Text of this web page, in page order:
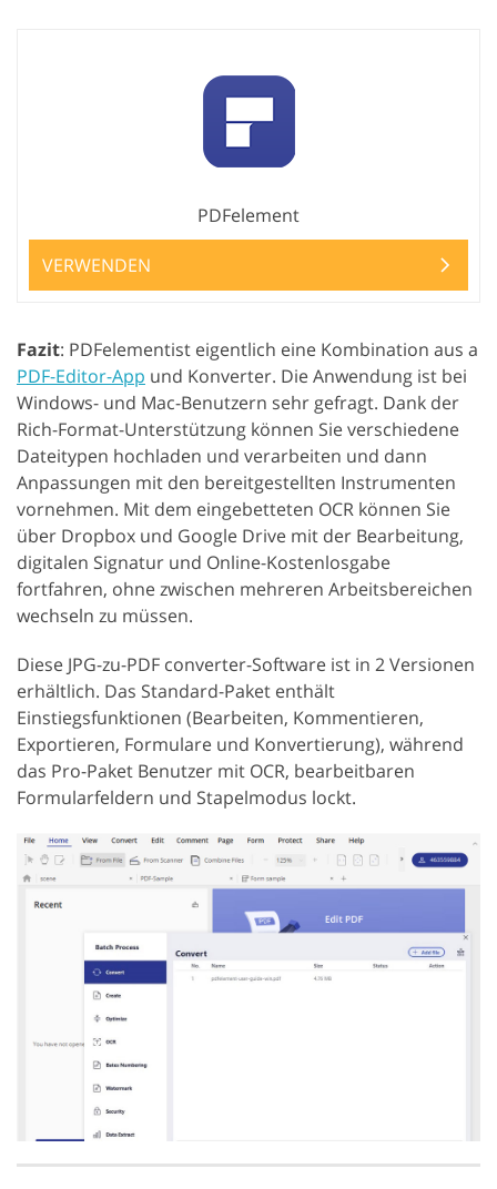
PDFelement
VERWENDEN
Fazit: PDFelementist eigentlich eine Kombination aus a
PDF-Editor-App und Konverter. Die Anwendung ist bei
Windows- und Mac-Benutzern sehr gefragt. Dank der
Rich-Format-Unterstützung können Sie verschiedene
Dateitypen hochladen und verarbeiten und dann
Anpassungen mit den bereitgestellten Instrumenten
vornehmen. Mit dem eingebetteten OCR können Sie
über Dropbox und Google Drive mit der Bearbeitung,
digitalen Signatur und Online-Kostenlosgabe
fortfahren, ohne zwischen mehreren Arbeitsbereichen
wechseln zu müssen.
Diese JPG-zu-PDF converter-Software ist in 2 Versionen
erhältlich. Das Standard-Paket enthält
Einstiegsfunktionen (Bearbeiten, Kommentieren,
Exportieren, Formulare und Konvertierung), während
das Pro-Paket Benutzer mit OCR, bearbeitbaren
Formularfeldern und Stapelmodus lockt.